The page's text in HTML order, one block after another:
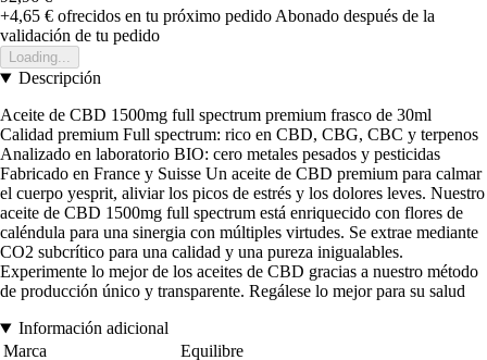
+4,65 € ofrecidos en tu próximo pedido Abonado después de la
validación de tu pedido
Loading...
Descripción
Aceite de CBD 1500mg full spectrum premium frasco de 30ml
Calidad premium Full spectrum: rico en CBD, CBG, CBC y terpenos
Analizado en laboratorio BIO: cero metales pesados y pesticidas
Fabricado en France y Suisse Un aceite de CBD premium para calmar
el cuerpo yesprit, aliviar los picos de estrés y los dolores leves. Nuestro
aceite de CBD 1500mg full spectrum está enriquecido con flores de
caléndula para una sinergia con múltiples virtudes. Se extrae mediante
CO2 subcrítico para una calidad y una pureza inigualables.
Experimente lo mejor de los aceites de CBD gracias a nuestro método
de producción único y transparente. Regálese lo mejor para su salud
Información adicional
Marca
Equilibre